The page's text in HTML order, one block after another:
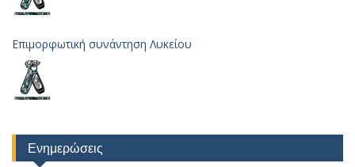
Επιμορφωτική συνάντηση Λυκείου
Ενημερώσεις